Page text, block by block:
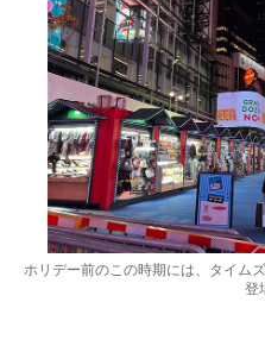
ホリデー前のこの時期には、タイム
登